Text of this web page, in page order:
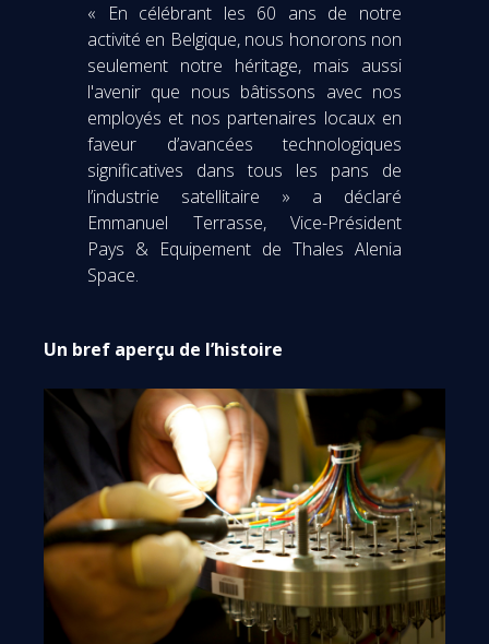
« En célébrant les 60 ans de notre
activité en Belgique, nous honorons non
seulement notre héritage, mais aussi
l'avenir que nous bâtissons avec nos
employés et nos partenaires locaux en
faveur d’avancées technologiques
significatives dans tous les pans de
l’industrie satellitaire » a déclaré
Emmanuel Terrasse, Vice-Président
Pays & Equipement de Thales Alenia
Space.
Un bref aperçu de l’histoire